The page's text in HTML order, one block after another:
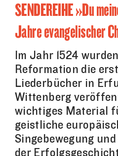
SENDEREIHE »Du
Jahre evangelischer
Im Jahr 1524
Reformation die
Liederbücher in
Wittenberg
wichtiges Material
geistliche
Singebewegung
der